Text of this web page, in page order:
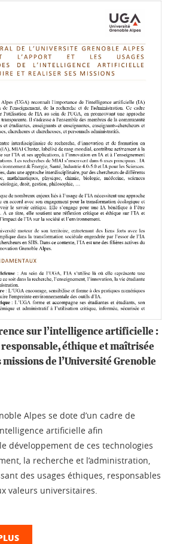
sur l’intelligence artificielle :
éthique et maîtrisée
missions de l’Université Grenoble
Alpes se dote d’un cadre de
artificielle afin
développement de ces technologies
la recherche et l’administration,
des usages éthiques, responsables
valeurs universitaires.